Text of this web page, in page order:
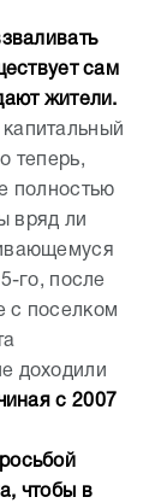
сам
жители.
теперь,
полностью
вряд ли
го, после
с поселком
доходили
с 2007
чтобы в